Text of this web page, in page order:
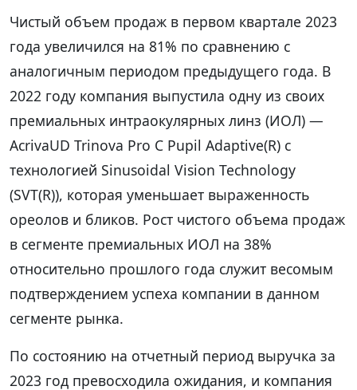
Чистый объем продаж в первом квартале 2023
года увеличился на 81% по сравнению с
аналогичным периодом предыдущего года. В
2022 году компания выпустила одну из своих
премиальных интраокулярных линз (ИОЛ) —
AcrivaUD Trinova Pro C Pupil Adaptive(R) с
технологией Sinusoidal Vision Technology
(SVT(R)), которая уменьшает выраженность
ореолов и бликов. Рост чистого объема продаж
в сегменте премиальных ИОЛ на 38%
относительно прошлого года служит весомым
подтверждением успеха компании в данном
сегменте рынка.
По состоянию на отчетный период выручка за
2023 год превосходила ожидания, и компания